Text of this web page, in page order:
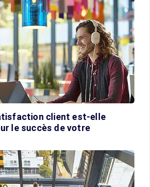
client est-elle
le succès de votre